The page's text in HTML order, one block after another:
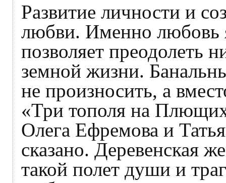
Развитие личности и
любви. Именно любовь
позволяет преодолеть
земной жизни.
не произносить, а
«Три тополя на
Олега Ефремова и
сказано. Деревенская
такой полет души и